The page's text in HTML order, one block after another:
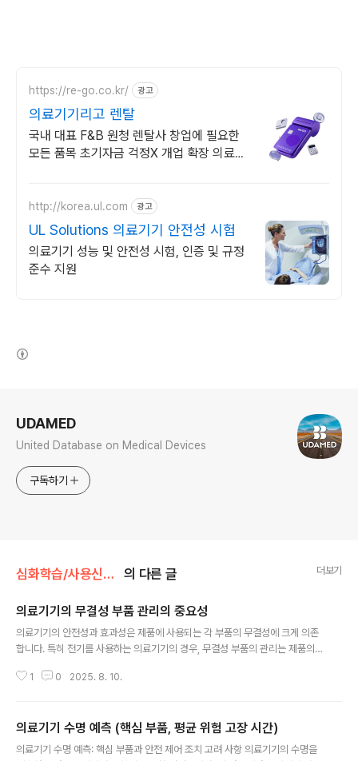
https://re-go.co.kr/ 광고
의료기기리고 렌탈
국내 대표 F&B 원청 렌탈사 창업에 필요한
모든 품목 초기자금 걱정X 개업 확장 의료기
http://korea.ul.com 광고
UL Solutions 의료기기 안전성 시험
의료기기 성능 및 안전성 시험, 인증 및 규정
준수 지원
UDAMED
United Database on Medical Devices
구독하기
심화학습/사용신뢰성 의 다른 글 더보기
의료기기의 무결성 부품 관리의 중요성
의료기기의 안전성과 효과성은 제품에 사용되는 각 부품의 무결성에 크게 의존
합니다. 특히 전기를 사용하는 의료기기의 경우, 무결성 부품의 관리는 제품의
다. 무결성 부품의 정의와 중요성무결성 부품이란, 의료기기의 기대 수명 기간
기를 사용하는 의료기기에서 무결성 부품의 역할은 특히 중요한데, 이는 사용자
및 환자의 안전을 직접적으로 보호하는 데 기여하기 때문입니다. 무결성 부품
1 0 2025. 8. 10.
의료기기 수명 예측 (핵심 부품, 평균 위험 고장 시간)
의료기기 수명 예측: 핵심 부품과 안전 제어 조치 고려 사항 의료기기의 수명을